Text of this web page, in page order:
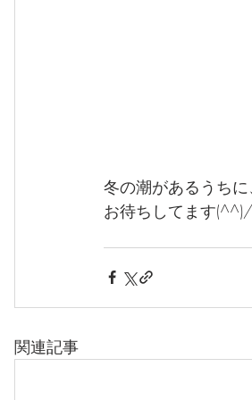
冬の潮があるうち
お待ちしてます
関連記事